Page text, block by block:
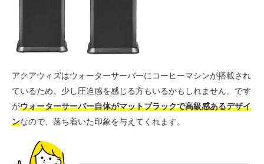
アクアウィズはウォーターサーバーにコーヒーマシンが搭載され
ているため、少し圧迫感を感じる方もいるかもしれません。です
がウォーターサーバー自体がマットブラックで高級感あるデザイ
ンなので、落ち着いた印象を与えてくれます。